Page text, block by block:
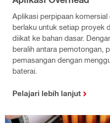
Aplikasi perpipaan
berlaku untuk setiap proyek
diikat ke bahan dasar.
beralih antara pemotongan,
pemasangan dengan
baterai.
Pelajari lebih lanjut